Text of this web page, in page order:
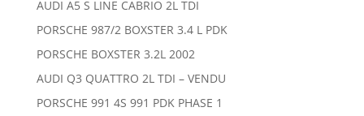
AUDI A5 S LINE CABRIO 2L TDI
PORSCHE 987/2 BOXSTER 3.4 L PDK
PORSCHE BOXSTER 3.2L 2002
AUDI Q3 QUATTRO 2L TDI – VENDU
PORSCHE 991 4S 991 PDK PHASE 1